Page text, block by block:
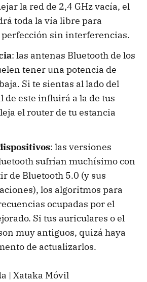
la red de 2,4 GHz vacía, el
toda la vía libre para
sin interferencias.
: las antenas Bluetooth de los
tener una potencia de
Si te sientas al lado del
de este influirá a la de tus
el router de tu estancia
: las versiones
sufrían muchísimo con
de Bluetooth 5.0 (y sus
los algoritmos para
ocupadas por el
Si tus auriculares o el
muy antiguos, quizá haya
de actualizarlos.
| Xataka Móvil